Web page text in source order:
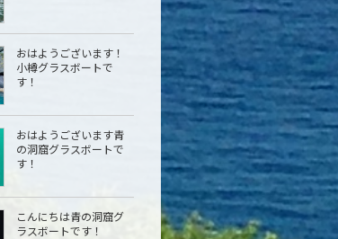
おはようございます！
小樽グラスボートで
す！
おはようございます青
の洞窟グラスボートで
す！
こんにちは青の洞窟グ
ラスボートです！